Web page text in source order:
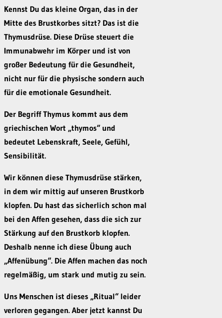
Kennst Du das kleine Organ, das in der
Mitte des Brustkorbes sitzt? Das ist die
Thymusdrüse. Diese Drüse steuert die
Immunabwehr im Körper und ist von
großer Bedeutung für die Gesundheit,
nicht nur für die physische sondern auch
für die emotionale Gesundheit.
Der Begriff Thymus kommt aus dem
griechischen Wort „thymos“ und
bedeutet Lebenskraft, Seele, Gefühl,
Sensibilität.
Wir können diese Thymusdrüse stärken,
in dem wir mittig auf unseren Brustkorb
klopfen. Du hast das sicherlich schon mal
bei den Affen gesehen, dass die sich zur
Stärkung auf den Brustkorb klopfen.
Deshalb nenne ich diese Übung auch
„Affenübung“. Die Affen machen das noch
regelmäßig, um stark und mutig zu sein.
Uns Menschen ist dieses „Ritual“ leider
verloren gegangen. Aber jetzt kannst Du